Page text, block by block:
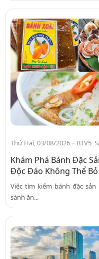
Thứ Hai, 03/08/2026 -
Khám Phá Bánh Đặc
Độc Đáo Không Thể
Việc tìm kiếm bánh đặc
sành ăn...